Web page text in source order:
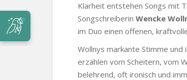
Klarheit entstehen Songs mit
Songschreiberin Wencke
im Duo einen offenen,
Wollnys markante Stimme
erzählen vom Scheitern, vom
belehrend, oft ironisch und